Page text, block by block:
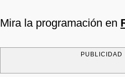
Mira la programación en
PUBLICIDAD